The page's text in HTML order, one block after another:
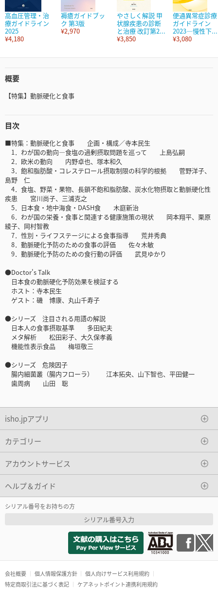
高血圧管理・治
療ガイドライン
2025
¥4,180
褥瘡ガイドブッ
ク 第3版
¥2,970
やさしく解説 甲
状腺疾患の診断
と治療 改訂第2...
¥3,850
便通異常症診療
ガイドライン
2023―慢性下...
¥3,080
概要
【特集】動脈硬化と食事
目次
■特集：動脈硬化と食事 企画・構成／寺本民生
1．わが国の動向—食塩の過剰摂取問題を巡って 上島弘嗣
2．欧米の動向 内野卓也、塚本和久
3．飽和脂肪酸・コレステロール摂取制限の科学的根拠 菅野洋子、
島野 仁
4．食塩、野菜・果物、長鎖不飽和脂肪酸、炭水化物摂取と動脈硬化性
疾患 宮川尚子、三浦克之
5．日本食・地中海食・DASH食 木庭新治
6．わが国の栄養・食事と関連する健康施策の現状 岡本翔平、栗原
綾子、岡村智教
7．性別・ライフステージによる食事指導 荒井秀典
8．動脈硬化予防のための食事の評価 佐々木敏
9．動脈硬化予防のための食行動の評価 武見ゆかり
●Doctor's Talk
日本食の動脈硬化予防効果を検証する
ホスト：寺本民生
ゲスト：磯 博康、丸山千寿子
●シリーズ 注目される用語の解説
日本人の食事摂取基準 多田紀夫
メタ解析 松田彩子、大久保孝義
機能性表示食品 梅垣敬三
●シリーズ 危険因子
腸内細菌叢（腸内フローラ） 江本拓央、山下智也、平田健一
歯周病 山田 聡
isho.jpアプリ
カテゴリー
アカウントサービス
ヘルプ＆ガイド
シリアル番号をお持ちの方
シリアル番号入力
会社概要 個人情報保護方針
個人向けサービス利用規約
特定商取引法に基づく表記
ケアネットポイント連携利用規約